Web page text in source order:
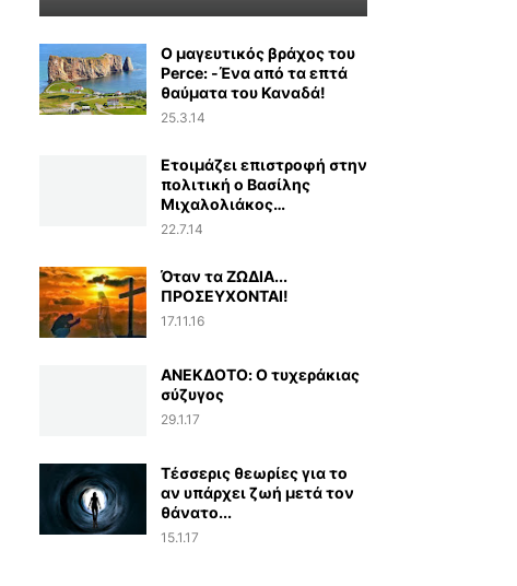
Ο μαγευτικός βράχος του
Perce: -Ένα από τα επτά
θαύματα του Καναδά!
25.3.14
Ετοιμάζει επιστροφή στην
πολιτική ο Βασίλης
Μιχαλολιάκος…
22.7.14
Όταν τα ΖΩΔΙΑ...
ΠΡΟΣΕΥΧΟΝΤΑΙ!
17.11.16
ΑΝΕΚΔΟΤΟ: Ο τυχεράκιας
σύζυγος
29.1.17
Τέσσερις θεωρίες για το
αν υπάρχει ζωή μετά τον
θάνατο...
15.1.17